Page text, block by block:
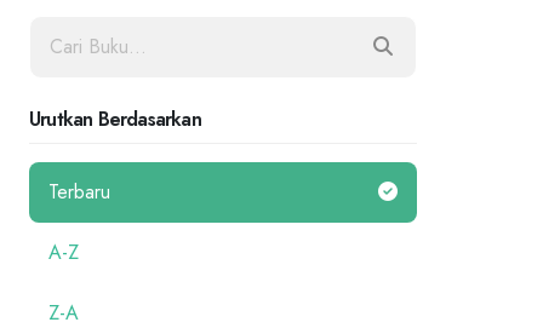
Urutkan Berdasarkan
Terbaru
A-Z
Z-A